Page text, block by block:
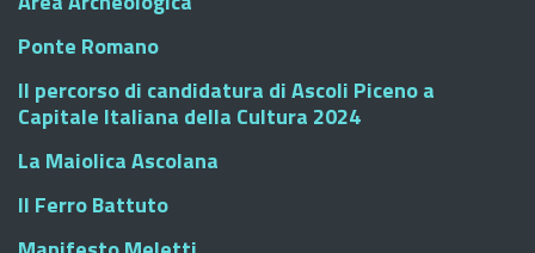
Ponte Romano
Il percorso di candidatura di Ascoli Piceno a
Capitale Italiana della Cultura 2024
La Maiolica Ascolana
Il Ferro Battuto